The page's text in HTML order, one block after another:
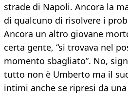
strade di Napoli. Ancora la
di qualcuno di risolvere i
Ancora un altro giovane
certa gente, “si trovava nel
momento sbagliato”. No,
tutto non è Umberto ma il
intimi anche se ripresi da